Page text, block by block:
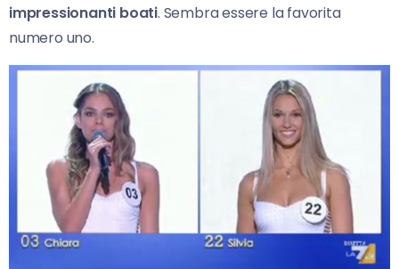
impressionanti boati. Sembra essere la favorita
numero uno.